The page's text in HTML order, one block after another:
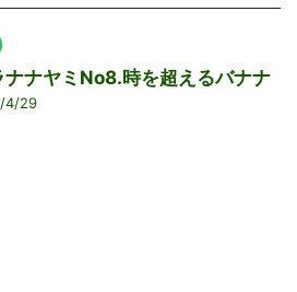
ナナヤミNo8.時を超えるバナナ
4/29